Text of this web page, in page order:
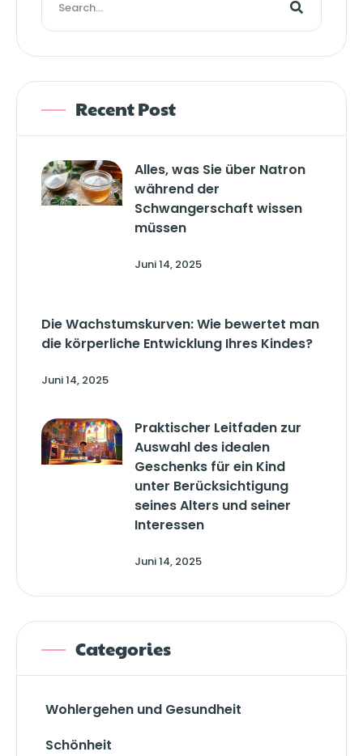
Recent Post
Alles, was Sie über Natron
während der
Schwangerschaft wissen
müssen
Juni 14, 2025
Die Wachstumskurven: Wie bewertet man
die körperliche Entwicklung Ihres Kindes?
Juni 14, 2025
Praktischer Leitfaden zur
Auswahl des idealen
Geschenks für ein Kind
unter Berücksichtigung
seines Alters und seiner
Interessen
Juni 14, 2025
Categories
Wohlergehen und Gesundheit
Schönheit